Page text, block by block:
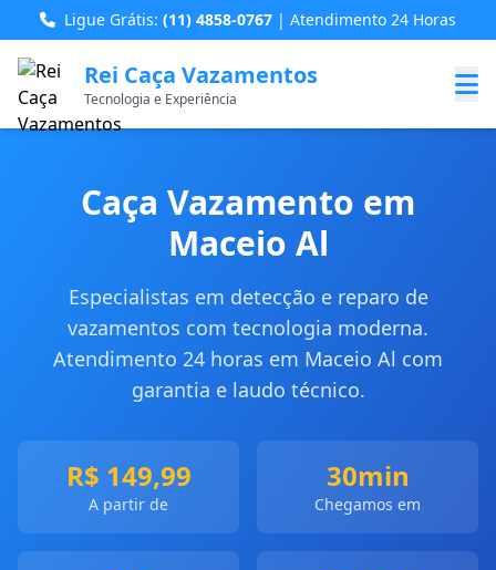
Ligue Grátis: (11) 4858-0767 | Atendimento 24 Horas
Rei Caça Vazamentos
Tecnologia e Experiência
Caça Vazamento em
Maceio Al
Especialistas em detecção e reparo de
vazamentos com tecnologia moderna.
Atendimento 24 horas em Maceio Al com
garantia e laudo técnico.
R$ 149,99
A partir de
30min
Chegamos em